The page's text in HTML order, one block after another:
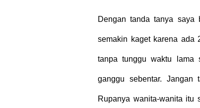
Dengan tanda tanya saya
semakin kaget karena ada
tanpa tunggu waktu lama
ganggu sebentar. Jangan
Rupanya wanita-wanita itu